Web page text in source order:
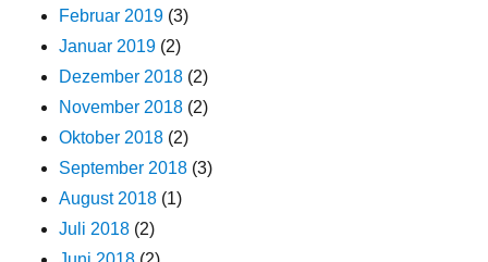
Februar 2019 (3)
Januar 2019 (2)
Dezember 2018 (2)
November 2018 (2)
Oktober 2018 (2)
September 2018 (3)
August 2018 (1)
Juli 2018 (2)